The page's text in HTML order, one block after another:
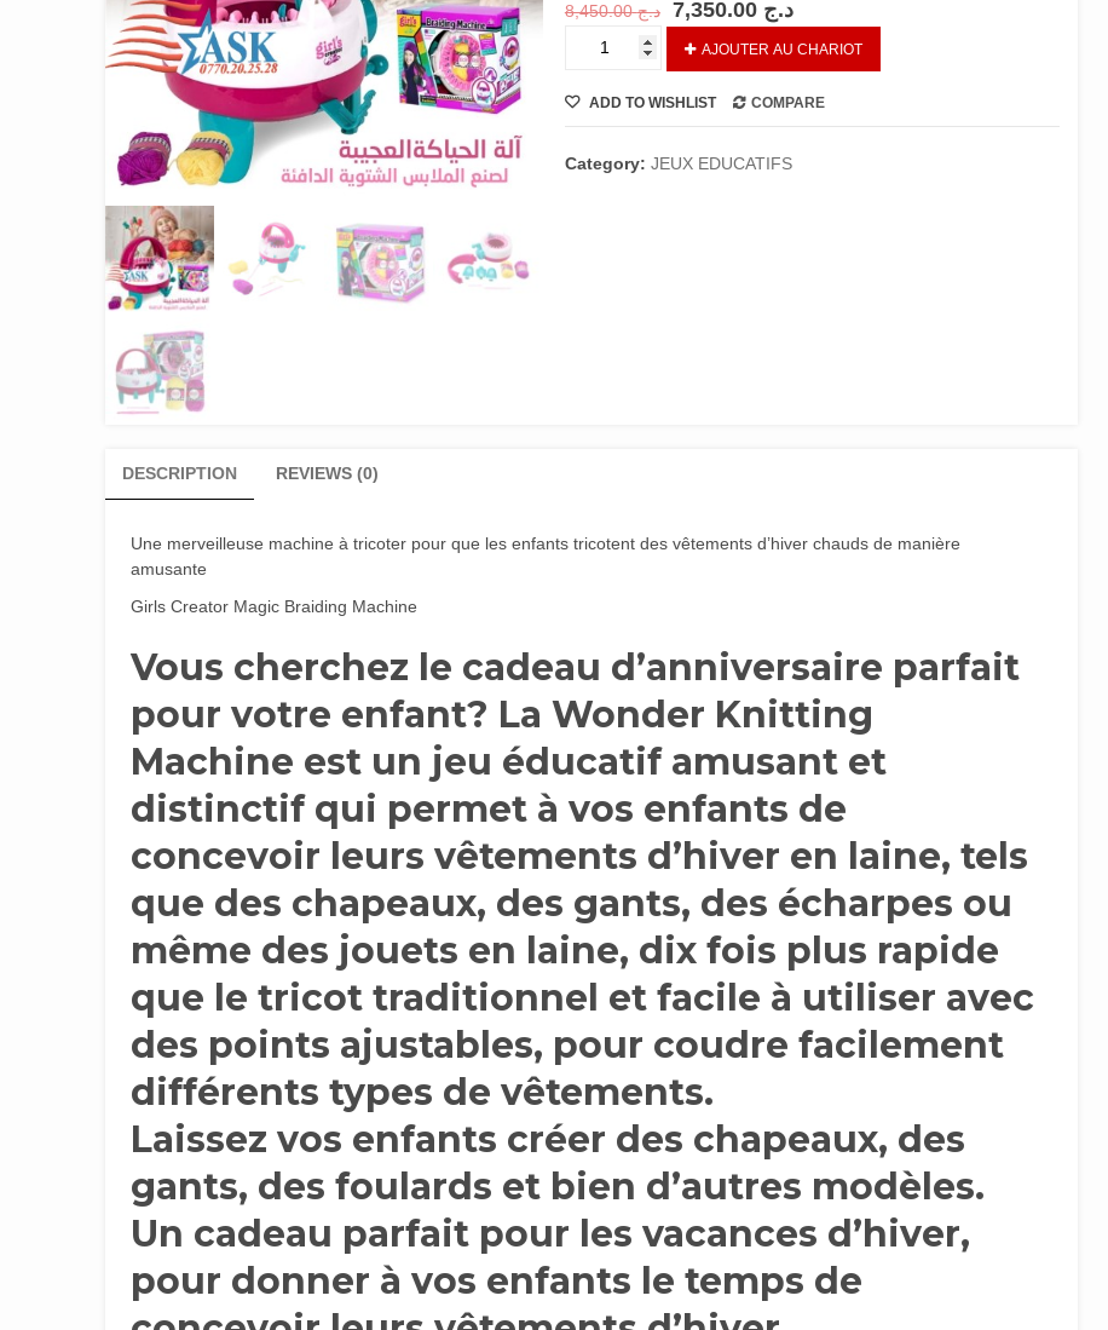
د.ج8,450.00 د.ج 7,350.00
MERVEILLEUSE
A
AJOUTER AU CHARIOT
ADD TO WISHLIST COMPARE
Category: JEUX EDUCATIFS
DESCRIPTION REVIEWS (0)
Une merveilleuse machine à tricoter pour que les enfants tricotent des vêtements d’hiver chauds de manière
amusante
Girls Creator Magic Braiding Machine
Vous cherchez le cadeau d’anniversaire parfait
pour votre enfant? La Wonder Knitting
Machine est un jeu éducatif amusant et
distinctif qui permet à vos enfants de
concevoir leurs vêtements d’hiver en laine, tels
que des chapeaux, des gants, des écharpes ou
même des jouets en laine, dix fois plus rapide
que le tricot traditionnel et facile à utiliser avec
des points ajustables, pour coudre facilement
différents types de vêtements.
Laissez vos enfants créer des chapeaux, des
gants, des foulards et bien d’autres modèles.
Un cadeau parfait pour les vacances d’hiver,
pour donner à vos enfants le temps de